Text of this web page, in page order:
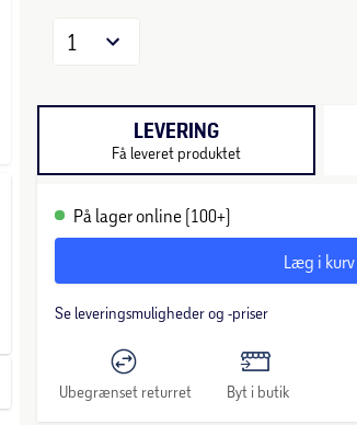
1
LEVERING
Få leveret produktet
På lager online (100+)
Læg i kurv
Se leveringsmuligheder og -priser
Ubegrænset returret Byt i butik